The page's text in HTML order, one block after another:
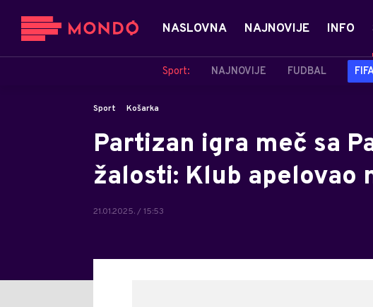
NASLOVNA NAJNOVIJE INFO
Sport: NAJNOVIJE FUDBAL
Sport Košarka
Partizan igra meč sa
žalosti: Klub apelovao
21.01.2025. / 15:53